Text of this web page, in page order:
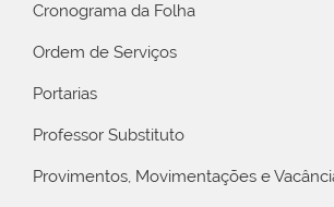
Cronograma da Folha
Ordem de Serviços
Portarias
Professor Substituto
Provimentos, Movimentações e